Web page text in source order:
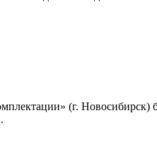
(г. Новосибирск)